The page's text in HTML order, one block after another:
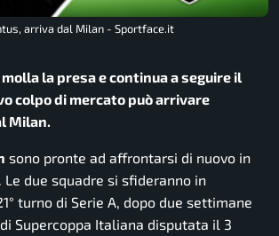
arriva dal Milan - Sportface.it
la presa e continua a seguire il
colpo di mercato può arrivare
Milan.
sono pronte ad affrontarsi di nuovo in
due squadre si sfideranno in
turno di Serie A, dopo due settimane
Supercoppa Italiana disputata il 3